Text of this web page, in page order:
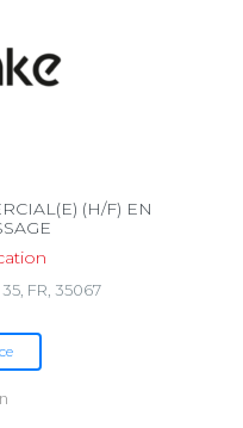
(H/F) EN
FR, 35067